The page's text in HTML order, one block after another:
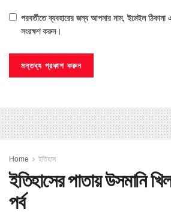
পরবর্তীতে ব্যবহারের জন্য আপনার নাম, ইমেইল ঠিকানা
সংরক্ষণ করুন।
Home ইতিহাস
ইতিহাসের পাতায় উসমানি
পর্ব